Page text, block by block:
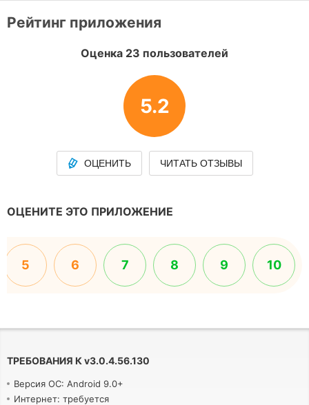
Рейтинг приложения
Оценка 23 пользователей
5.2
ОЦЕНИТЬ ЧИТАТЬ ОТЗЫВЫ
ОЦЕНИТЕ ЭТО ПРИЛОЖЕНИЕ
5 6 7 8 9 10
ТРЕБОВАНИЯ К v3.0.4.56.130
Версия ОС: Android 9.0+
Интернет: требуется